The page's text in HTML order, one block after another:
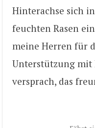
Hinterachse sich
feuchten Rasen
meine Herren für
Unterstützung mit
versprach, das